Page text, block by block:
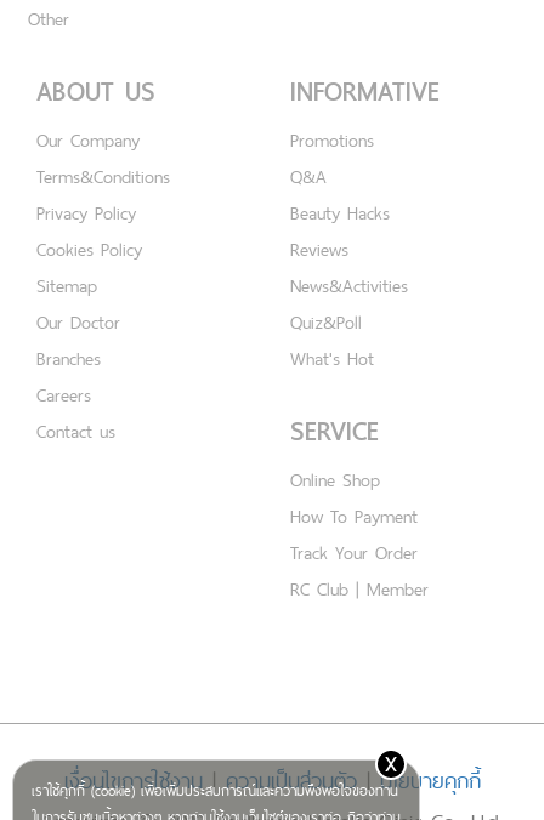
เราใช้คุกกี้ (cookie) เพื่อเพิ่มประสบการณ์และความพึงพอใจของท่าน
x
Other
ABOUT US
Our Company
Terms&Conditions
Privacy Policy
Cookies Policy
Sitemap
Our Doctor
Branches
Careers
Contact us
INFORMATIVE
Promotions
Q&A
Beauty Hacks
Reviews
News&Activities
Quiz&Poll
What's Hot
SERVICE
Online Shop
How To Payment
Track Your Order
RC Club | Member
เงื่อนไขการใช้งาน|ความเป็นส่วนตัว|นโยบายคุกกี้